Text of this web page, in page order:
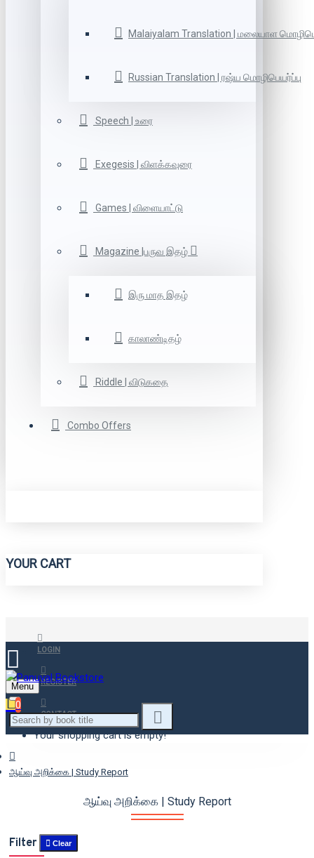
Malaiyalam Translation | மலையாள
Russian Translation | ரஷ்ய மொழிபெயர்ப்பு
Speech | உரை
Exegesis | விளக்கவுரை
Games | விளையாட்டு
Magazine |பருவ இதழ்
இரு மாத இதழ்
காலாண்டிதழ்
Riddle | விடுகதை
Combo Offers
YOUR CART
LOGIN
REGISTER
CONTACT
Menu
0
Your shopping cart is empty!
ஆய்வு அறிக்கை | Study Report
ஆய்வு அறிக்கை | Study Report
Filter Clear